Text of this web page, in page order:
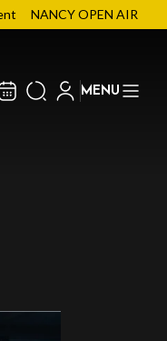
NANCY OPEN AIR
MENU